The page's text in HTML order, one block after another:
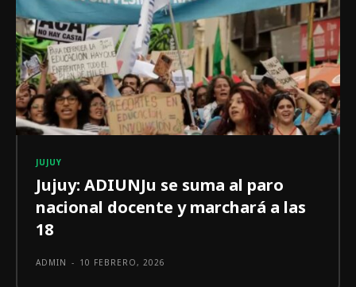
JUJUY
Jujuy: ADIUNJu se suma al paro
nacional docente y marchará a las
18
ADMIN - 10 FEBRERO, 2026